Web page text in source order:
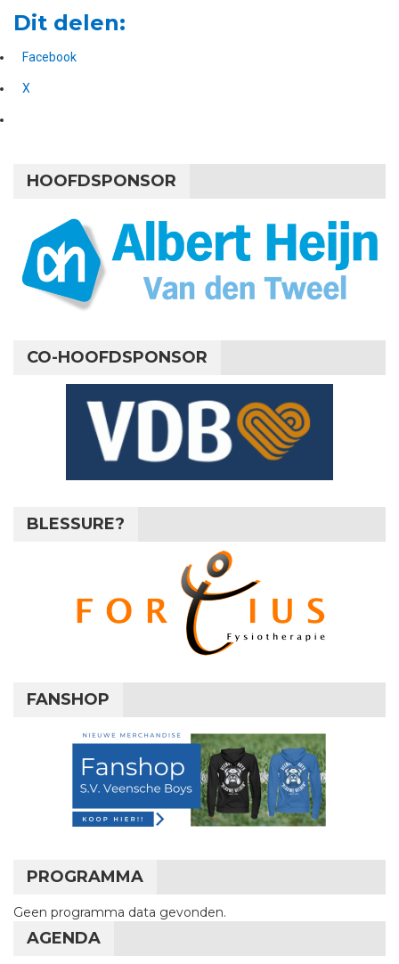
Dit delen:
Facebook
X
HOOFDSPONSOR
CO-HOOFDSPONSOR
BLESSURE?
FANSHOP
PROGRAMMA
Geen programma data gevonden.
AGENDA